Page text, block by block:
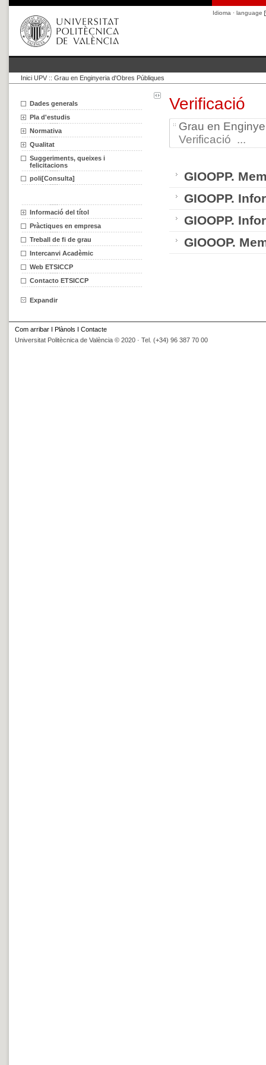
Idioma · language
Inici UPV :: Grau en Enginyeria d'Obres Públiques
Dades generals
Pla d'estudis
Normativa
Qualitat
Suggeriments, queixes i
felicitacions
poli[Consulta]
Informació del títol
Pràctiques en empresa
Treball de fi de grau
Intercanvi Acadèmic
Web ETSICCP
Contacto ETSICCP
Expandir
Verificació
Grau en
Verificació ...
GIOOPP.
GIOOPP.
GIOOPP.
GIOOOP.
Com arribar I Plànols I Contacte
Universitat Politècnica de València © 2020 · Tel. (+34) 96 387 70 00